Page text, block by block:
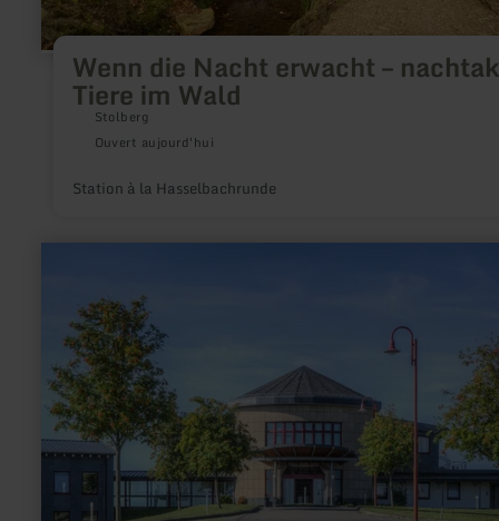
Wenn die Nacht erwacht –
Tiere im Wald
Stolberg
Ouvert aujourd'hui
Station à la Hasselbachrunde
Touristik-
Büro
Schieferland
Kaisersesch